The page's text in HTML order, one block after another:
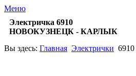
Меню
Электричка 6910
НОВОКУЗНЕЦК - КАРЛЫК
Вы здесь: Главная Электрички